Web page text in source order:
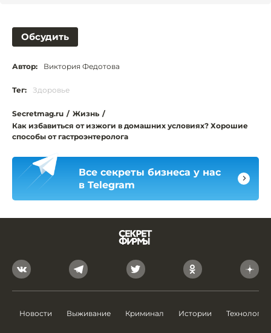
Обсудить
Автор: Виктория Федотова
Тег: Здоровье
Secretmag.ru / Жизнь /
Как избавиться от изжоги в домашних условиях? Хорошие
способы от гастроэнтеролога
Все секреты бизнеса у нас
в Telegram
Новости Выживание Криминал Истории Технологии